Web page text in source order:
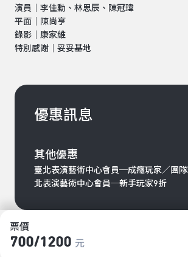
票價
700/​1200 元
演員｜李佳勳、林思辰、陳冠瑋
平面｜陳尚亨
錄影｜康家維
特別感謝｜妥妥基地
優惠訊息
其他優惠
臺北表演藝術中心會員─成癮玩家／團
北表演藝術中心會員─新手玩家9折